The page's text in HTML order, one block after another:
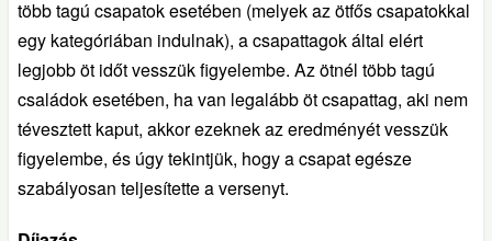
több tagú csapatok esetében (melyek az ötfős csapatokkal
egy kategóriában indulnak), a csapattagok által elért
legjobb öt időt vesszük figyelembe. Az ötnél több tagú
családok esetében, ha van legalább öt csapattag, aki nem
tévesztett kaput, akkor ezeknek az eredményét vesszük
figyelembe, és úgy tekintjük, hogy a csapat egésze
szabályosan teljesítette a versenyt.